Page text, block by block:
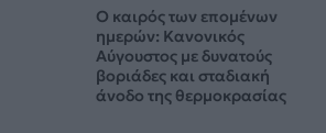
Ο καιρός των επομένων
ημερών: Κανονικός
Αύγουστος με δυνατούς
βοριάδες και σταδιακή
άνοδο της θερμοκρασίας